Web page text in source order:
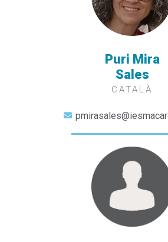
Puri Mira
Sales
CATALÀ